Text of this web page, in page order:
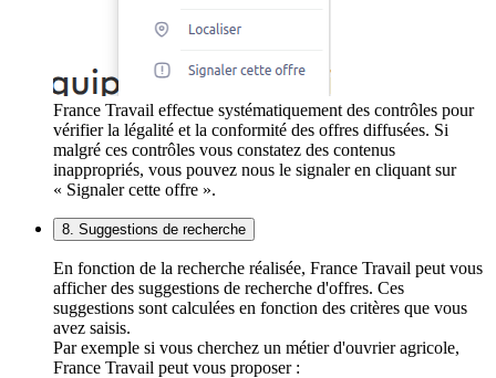
France Travail effectue systématiquement des contrôles pour
vérifier la légalité et la conformité des offres diffusées. Si
malgré ces contrôles vous constatez des contenus
inappropriés, vous pouvez nous le signaler en cliquant sur
« Signaler cette offre ».
8. Suggestions de recherche
En fonction de la recherche réalisée, France Travail peut vous
afficher des suggestions de recherche d'offres. Ces
suggestions sont calculées en fonction des critères que vous
avez saisis.
Par exemple si vous cherchez un métier d'ouvrier agricole,
France Travail peut vous proposer :